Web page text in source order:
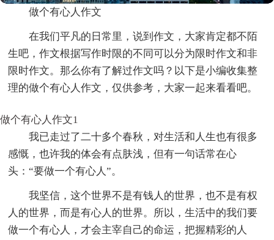
做个有心人作文
在我们平凡的日常里，说到作文，大家肯定都不陌
生吧，作文根据写作时限的不同可以分为限时作文和非
限时作文。那么你有了解过作文吗？以下是小编收集整
理的做个有心人作文，仅供参考，大家一起来看看吧。
做个有心人作文1
我已走过了二十多个春秋，对生活和人生也有很多
感慨，也许我的体会有点肤浅，但有一句话常在心
头：“要做一个有心人”。
我坚信，这个世界不是有钱人的世界，也不是有权
人的世界，而是有心人的世界。所以，生活中的我们要
做一个有心人，才会主宰自己的命运，把握精彩的人